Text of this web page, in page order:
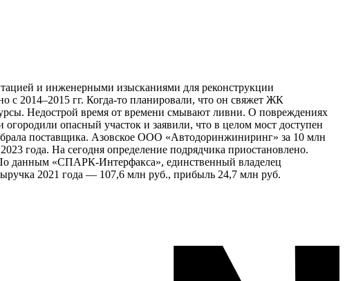
и инженерными изысканиями для реконструкции
с 2014–2015 гг. Когда-то планировали, что он свяжет ЖК
Недострой время от времени смывают ливни. О повреждениях
опасный участок и заявили, что в целом мост доступен
поставщика. Азовское ООО «Автодоринжиниринг» за 10 млн
года. На сегодня определение подрядчика приостановлено.
данным «СПАРК-Интерфакса», единственный владелец
2021 года — 107,6 млн руб., прибыль 24,7 млн руб.